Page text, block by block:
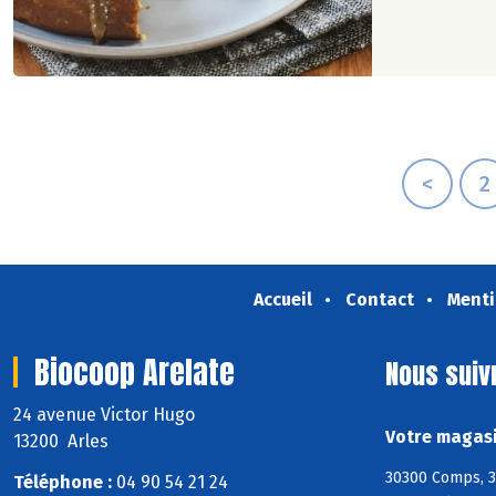
< 2
Accueil Contact
Biocoop Arelate
24 avenue Victor Hugo
13200 Arles
Téléphone : 04 90 54 21 24
Nous
Votre
30300 Comps,